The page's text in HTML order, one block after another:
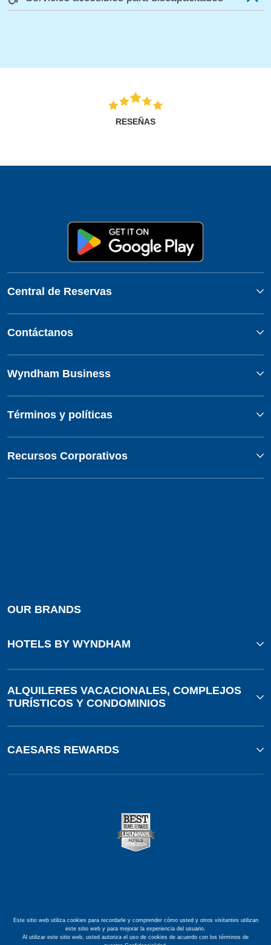
RESEÑAS
Central de Reservas
Contáctanos
Wyndham Business
Términos y políticas
Recursos Corporativos
OUR BRANDS
HOTELS BY WYNDHAM
ALQUILERES VACACIONALES, COMPLEJOS
TURÍSTICOS Y CONDOMINIOS
CAESARS REWARDS
Este sitio web utiliza cookies para recordarle y comprender cómo usted y otros visitantes utilizan
este sitio web y para mejorar la experiencia del usuario.
Al utilizar este sitio web, usted autoriza el uso de cookies de acuerdo con los términos de